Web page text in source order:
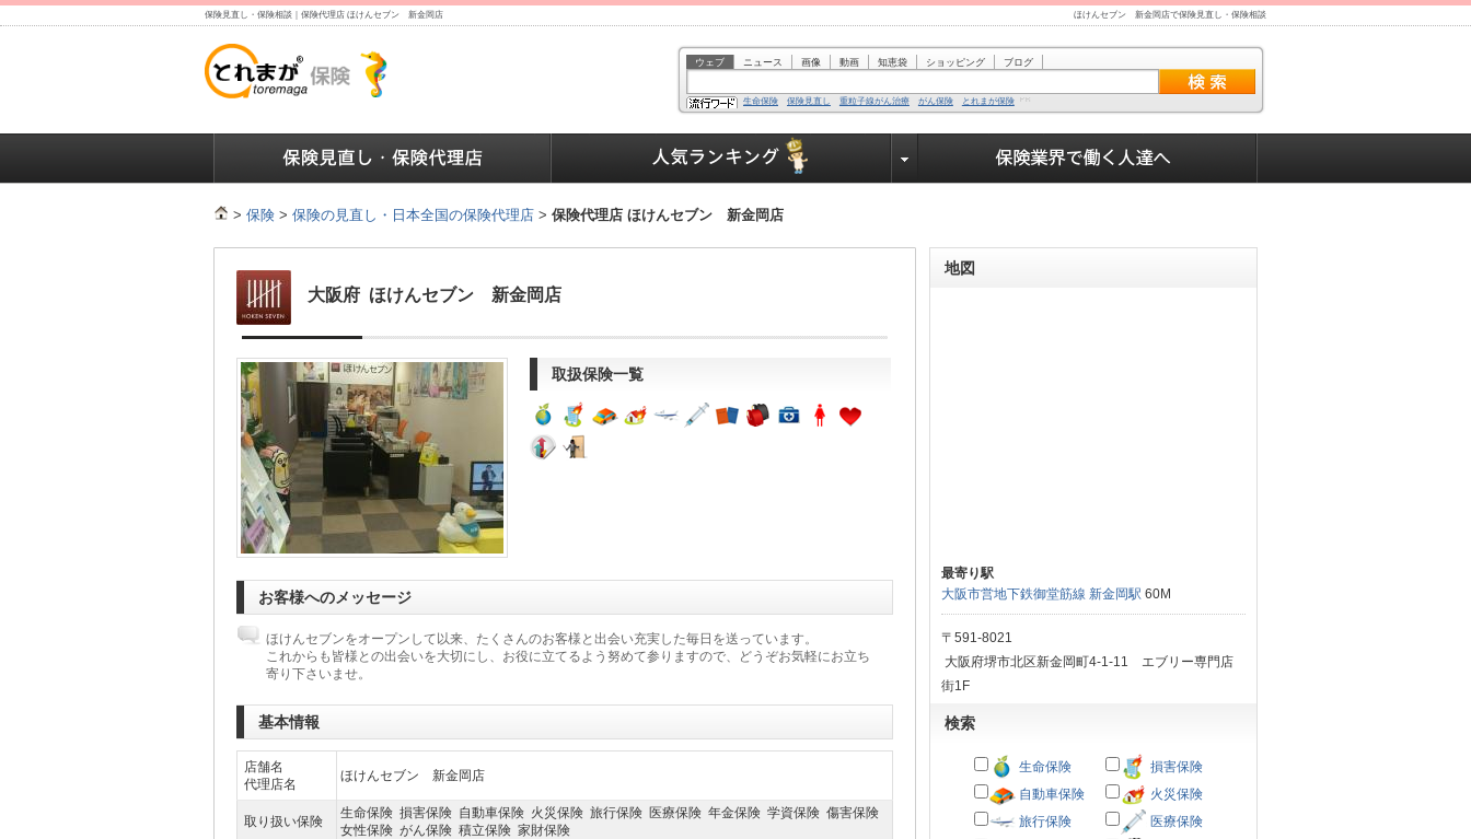
保険見直し・保険相談｜保険代理店 ほけんセブン 新金岡店 ほけんセブン 新金岡店で保険見直し・保険相談
ウェブ ニュース 画像 動画 知恵袋 ショッピング ブログ
生命保険 保険見直し 重粒子線がん治療 がん保険 とれまが保険
> 保険 > 保険の見直し・日本全国の保険代理店 > 保険代理店 ほけんセブン 新金岡店
大阪府 ほけんセブン 新金岡店
取扱保険一覧
お客様へのメッセージ
ほけんセブンをオープンして以来、たくさんのお客様と出会い充実した毎日を送っています。
これからも皆様との出会いを大切にし、お役に立てるよう努めて参りますので、どうぞお気軽にお立ち
寄り下さいませ。
基本情報
店舗名
代理店名
ほけんセブン 新金岡店
取り扱い保険
生命保険 損害保険 自動車保険 火災保険 旅行保険 医療保険 年金保険 学資保険 傷害保険
女性保険 がん保険 積立保険 家財保険
地図
最寄り駅
大阪市営地下鉄御堂筋線 新金岡駅 60M
〒591-8021
大阪府堺市北区新金岡町4-1-11 エブリー専門店
街1F
検索
生命保険
損害保険
自動車保険
火災保険
旅行保険
医療保険